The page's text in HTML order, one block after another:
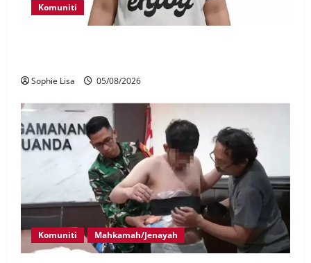
Komuniti
Sophie Lisa 05/08/2026
Komuniti Mahkamah/Jenayah